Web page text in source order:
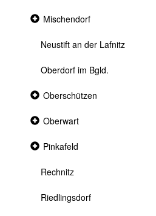
Collapsed
Mischendorf
Neustift an der Lafnitz
Oberdorf im Bgld.
Collapsed
Oberschützen
Collapsed
Oberwart
Collapsed
Pinkafeld
Rechnitz
Riedlingsdorf